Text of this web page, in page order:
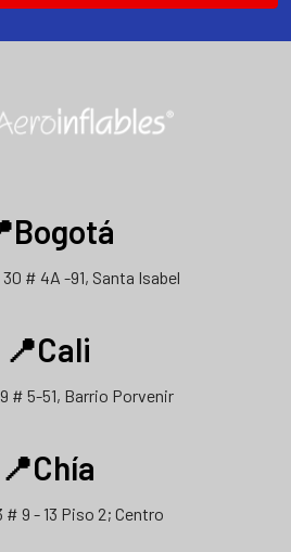
30 # 4A -91, Santa Isabel
📍Cali
# 5-51, Barrio Porvenir
📍Chía
# 9 - 13 Piso 2; Centro